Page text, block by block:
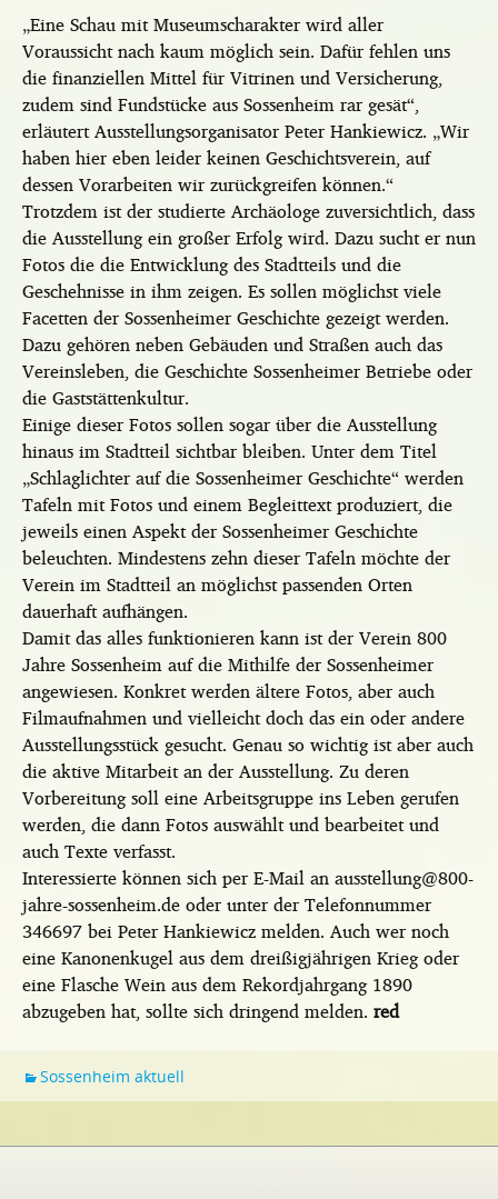
„Eine Schau mit Museumscharakter wird aller
Voraussicht nach kaum möglich sein. Dafür fehlen uns
die finanziellen Mittel für Vitrinen und Versicherung,
zudem sind Fundstücke aus Sossenheim rar gesät“,
erläutert Ausstellungsorganisator Peter Hankiewicz. „Wir
haben hier eben leider keinen Geschichtsverein, auf
dessen Vorarbeiten wir zurückgreifen können.“
Trotzdem ist der studierte Archäologe zuversichtlich, dass
die Ausstellung ein großer Erfolg wird. Dazu sucht er nun
Fotos die die Entwicklung des Stadtteils und die
Geschehnisse in ihm zeigen. Es sollen möglichst viele
Facetten der Sossenheimer Geschichte gezeigt werden.
Dazu gehören neben Gebäuden und Straßen auch das
Vereinsleben, die Geschichte Sossenheimer Betriebe oder
die Gaststättenkultur.
Einige dieser Fotos sollen sogar über die Ausstellung
hinaus im Stadtteil sichtbar bleiben. Unter dem Titel
„Schlaglichter auf die Sossenheimer Geschichte“ werden
Tafeln mit Fotos und einem Begleittext produziert, die
jeweils einen Aspekt der Sossenheimer Geschichte
beleuchten. Mindestens zehn dieser Tafeln möchte der
Verein im Stadtteil an möglichst passenden Orten
dauerhaft aufhängen.
Damit das alles funktionieren kann ist der Verein 800
Jahre Sossenheim auf die Mithilfe der Sossenheimer
angewiesen. Konkret werden ältere Fotos, aber auch
Filmaufnahmen und vielleicht doch das ein oder andere
Ausstellungsstück gesucht. Genau so wichtig ist aber auch
die aktive Mitarbeit an der Ausstellung. Zu deren
Vorbereitung soll eine Arbeitsgruppe ins Leben gerufen
werden, die dann Fotos auswählt und bearbeitet und
auch Texte verfasst.
Interessierte können sich per E-Mail an ausstellung@800-
jahre-sossenheim.de oder unter der Telefonnummer
346697 bei Peter Hankiewicz melden. Auch wer noch
eine Kanonenkugel aus dem dreißigjährigen Krieg oder
eine Flasche Wein aus dem Rekordjahrgang 1890
abzugeben hat, sollte sich dringend melden. red
Sossenheim aktuell